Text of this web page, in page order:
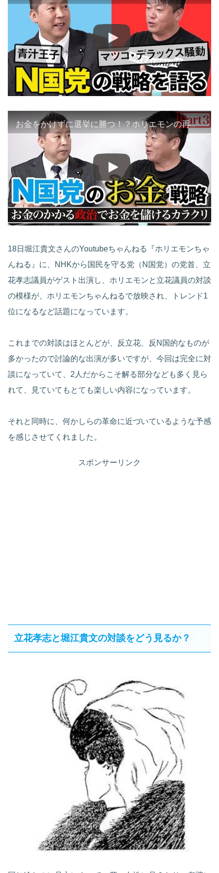
お金をかけずに選挙に勝つ！？ホリエモンの再出馬はあるの？？【Part3】
18日堀江貴文さんのYoutubeちゃんねる『ホリエモンちゃ
んねる』に、NHKから国民を守る党（N国党）の党首、立
花孝志議員がゲスト出演し、ホリエモンと立花議員の対談
の模様が、ホリエモンちゃんねるで放映され、トレンド1
位になるなど話題になっています。
これまでの対談はほとんどが、反立花、反N国的なものが
多かったので討論的な出演が多いですが、今回は完全に対
談になっていて、2人だからこそ解る部分なども多く見ら
れて、見ていてもとても楽しい内容になっています。
それと同時に、何かしらの革命に近づいているような予感
を感じさせてくれました。
スポンサーリンク
立花孝志と堀江貴文の対談をどう見るか？